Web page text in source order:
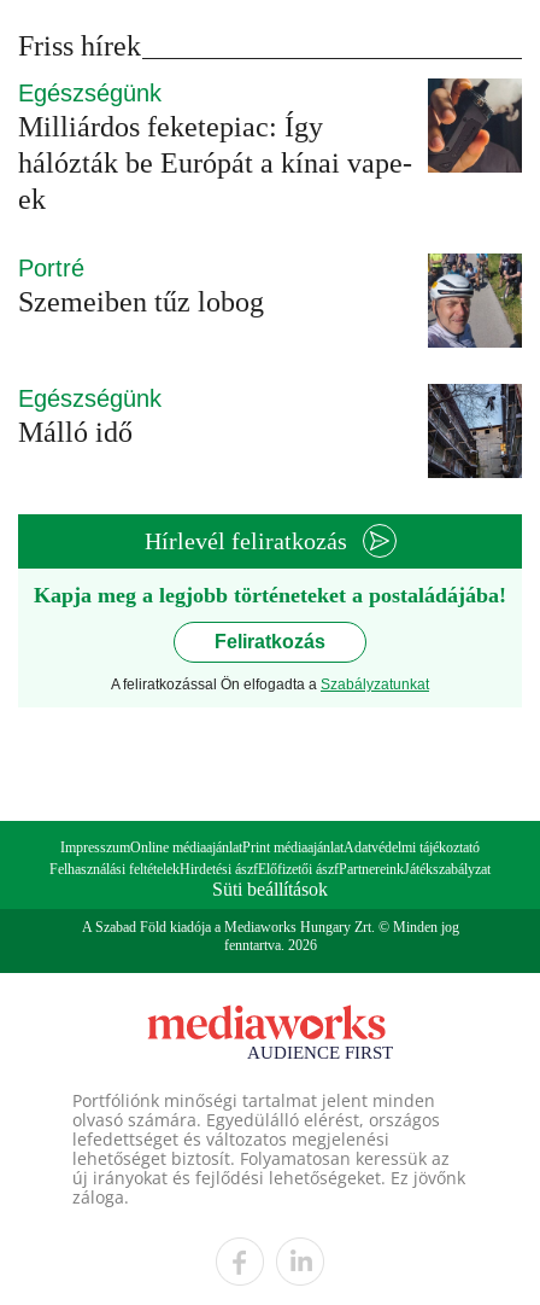
Friss hírek
Egészségünk
Milliárdos feketepiac: Így
hálózták be Európát a kínai vape-
ek
Portré
Szemeiben tűz lobog
Egészségünk
Málló idő
Hírlevél feliratkozás
Kapja meg a legjobb történeteket a postaládájába!
Feliratkozás
A feliratkozással Ön elfogadta a Szabályzatunkat
ImpresszumOnline médiaajánlatPrint médiaajánlatAdatvédelmi tájékoztató
Felhasználási feltételekHirdetési ászfElőfizetői ászfPartnereinkJátékszabályzat
Süti beállítások
A Szabad Föld kiadója a Mediaworks Hungary Zrt. © Minden jog
fenntartva. 2026
Portfóliónk minőségi tartalmat jelent minden
olvasó számára. Egyedülálló elérést, országos
lefedettséget és változatos megjelenési
lehetőséget biztosít. Folyamatosan keressük az
új irányokat és fejlődési lehetőségeket. Ez jövőnk
záloga.